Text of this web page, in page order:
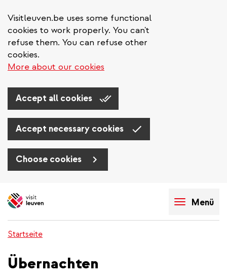
Visitleuven.be uses some functional
cookies to work properly. You can't
refuse them. You can refuse other
cookies.
More about our cookies
Accept all cookies
Accept necessary cookies
Choose cookies
zum
Menü
Startseite
Übernachten